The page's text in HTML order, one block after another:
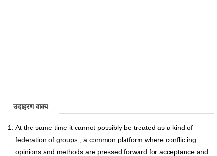
उदाहरण वाक्य
At the same time it cannot possibly be treated as a kind of
federation of groups , a common platform where conflicting
opinions and methods are pressed forward for acceptance and